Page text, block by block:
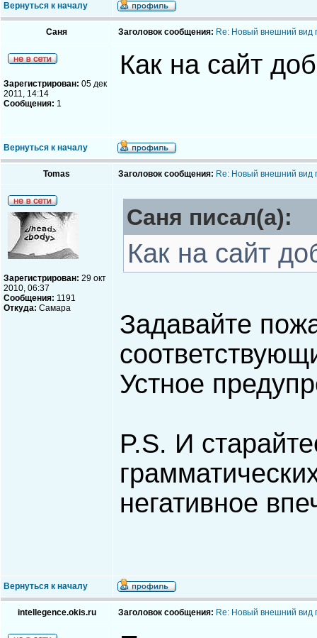
Вернуться к началу
Саня Заголовок сообщения: Re: Новый внешний вид
Зарегистрирован: 05 дек
2011, 14:14
Сообщения: 1
Как на сайт
Вернуться к началу
Tomas Заголовок сообщения: Re: Новый внешний вид
Зарегистрирован: 29 окт
2010, 06:37
Сообщения: 1191
Откуда: Самара
Саня писал(а):
Как на сайт
Задавайте
Устное
P.S. И
негативное
Вернуться к началу
intellegence.okis.ru Заголовок сообщения: Re: Новый внешний вид